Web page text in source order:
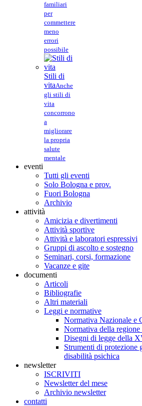
familiari
per
commettere
meno
errori
possibile
Stili di
vitaAnche
gli stili di
vita
concorrono
a
migliorare
la propria
salute
mentale
eventi
Tutti gli eventi
Solo Bologna e prov.
Fuori Bologna
Archivio
attività
Amicizia e divertimenti
Attività sportive
Attività e laboratori espressivi
Gruppi di ascolto e sostegno
Seminari, corsi, formazione
Vacanze e gite
documenti
Articoli
Bibliografie
Altri materiali
Leggi e normative
Normativa Nazionale e
Normativa della
Disegni di legge della
Strumenti di protezione
disabilità psichica
newsletter
ISCRIVITI
Newsletter del mese
Archivio newsletter
contatti